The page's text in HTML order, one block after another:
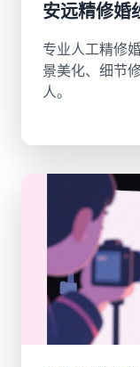
安远精修婚
专业人工精修
景美化、细节
人。